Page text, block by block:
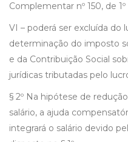
Complementar nº 150, de
VI – poderá ser excluída do
determinação do imposto
e da Contribuição Social
jurídicas tributadas pelo
§ 2º Na hipótese de
salário, a ajuda
integrará o salário devido